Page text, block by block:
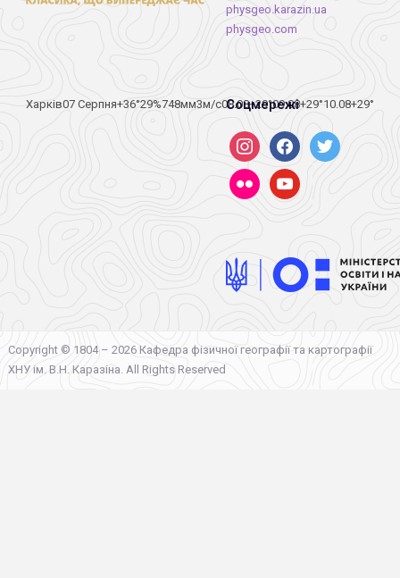
physgeo.karazin.ua
physgeo.com
Харків07 Серпня+36°29%748мм3м/c08.08+29°09.08+29°10.08+29°
Соцмережі
instagramfacebooktwitter
flickr youtube
Copyright © 1804 – 2026 Кафедра фізичної географії та картографії
ХНУ ім. В.Н. Каразіна. All Rights Reserved